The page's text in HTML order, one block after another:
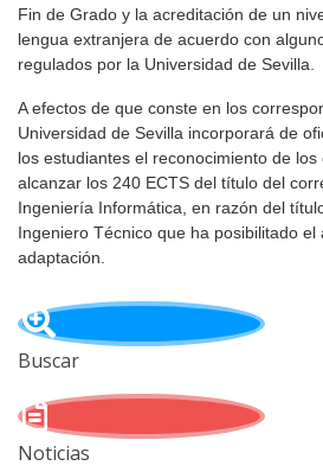
Fin de Grado y la acreditación de un
lengua extranjera de acuerdo con
regulados por la Universidad de Sevilla.
A efectos de que conste en los
Universidad de Sevilla incorporará de
los estudiantes el reconocimiento de
alcanzar los 240 ECTS del título del
Ingeniería Informática, en razón del
Ingeniero Técnico que ha posibilitado el
adaptación.
Buscar
Noticias